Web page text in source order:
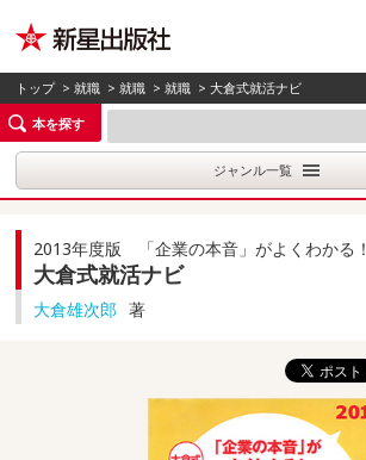
トップ >就職 >就職 >就職 > 大倉式就活ナビ
本を探す
ジャンル一覧
2013年度版 「企業の本音」がよくわかる！
大倉式就活ナビ
大倉雄次郎 著